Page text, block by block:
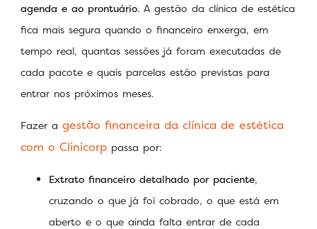
agenda e ao prontuário. A gestão da clínica de estética
fica mais segura quando o financeiro enxerga, em
tempo real, quantas sessões já foram executadas de
cada pacote e quais parcelas estão previstas para
entrar nos próximos meses.
Fazer a gestão financeira da clínica de estética
com o Clinicorp passa por:
Extrato financeiro detalhado por paciente,
cruzando o que já foi cobrado, o que está em
aberto e o que ainda falta entrar de cada